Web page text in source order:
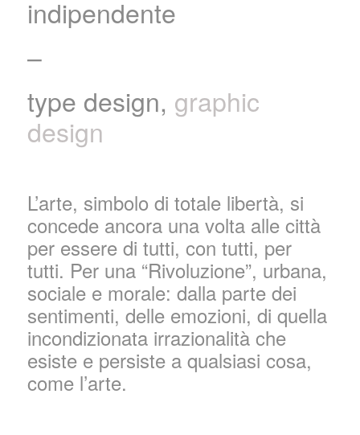
indipendente
–
type design, graphic
design
L’arte, simbolo di totale libertà, si
concede ancora una volta alle città
per essere di tutti, con tutti, per
tutti. Per una “Rivoluzione”, urbana,
sociale e morale: dalla parte dei
sentimenti, delle emozioni, di quella
incondizionata irrazionalità che
esiste e persiste a qualsiasi cosa,
come l’arte.